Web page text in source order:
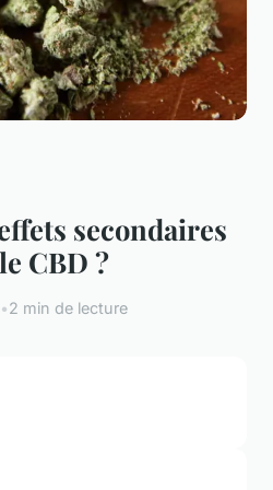
secondaires
CBD ?
•2 min de lecture